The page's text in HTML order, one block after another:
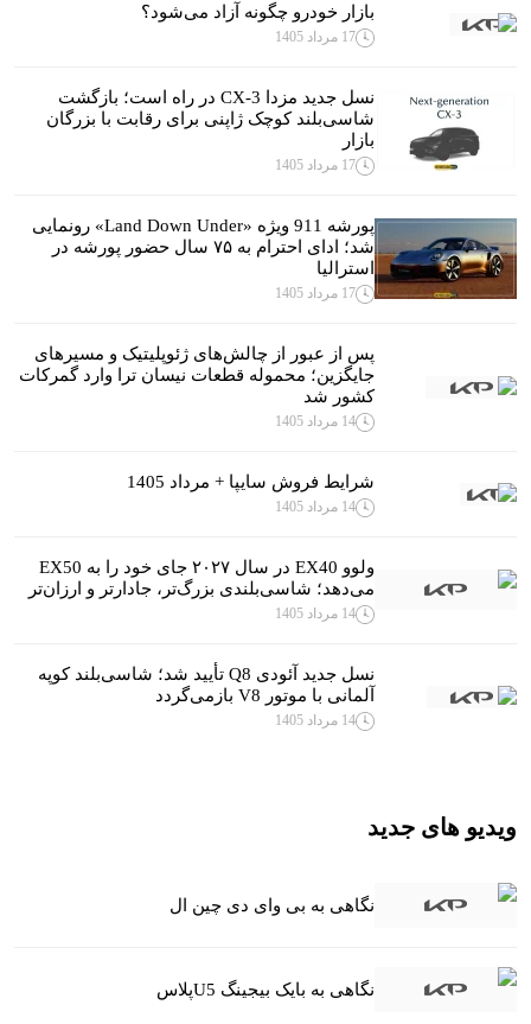
بازار خودرو چگونه آزاد می‌شود؟
17 مرداد 1405
نسل جدید مزدا CX-3 در راه است؛ بازگشت
شاسی‌بلند کوچک ژاپنی برای رقابت با بزرگان
بازار
17 مرداد 1405
پورشه 911 ویژه «Land Down Under» رونمایی
شد؛ ادای احترام به ۷۵ سال حضور پورشه در
استرالیا
17 مرداد 1405
پس از عبور از چالش‌های ژئوپلیتیک و مسیرهای
جایگزین؛ محموله قطعات نیسان ترا وارد گمرکات
کشور شد
14 مرداد 1405
شرایط فروش سایپا + مرداد 1405
14 مرداد 1405
ولوو EX40 در سال ۲۰۲۷ جای خود را به EX50
می‌دهد؛ شاسی‌بلندی بزرگ‌تر، جادارتر و ارزان‌تر
14 مرداد 1405
نسل جدید آئودی Q8 تأیید شد؛ شاسی‌بلند کوپه
آلمانی با موتور V8 بازمی‌گردد
14 مرداد 1405
ویدیو های جدید
نگاهی به بی وای دی چین ال
نگاهی به بایک بیجینگ U5پلاس